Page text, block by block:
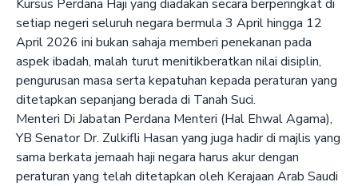
Kursus Perdana Haji yang diadakan secara berperingkat di
setiap negeri seluruh negara bermula 3 April hingga 12
April 2026 ini bukan sahaja memberi penekanan pada
aspek ibadah, malah turut menitikberatkan nilai disiplin,
pengurusan masa serta kepatuhan kepada peraturan yang
ditetapkan sepanjang berada di Tanah Suci.
Menteri Di Jabatan Perdana Menteri (Hal Ehwal Agama),
YB Senator Dr. Zulkifli Hasan yang juga hadir di majlis yang
sama berkata jemaah haji negara harus akur dengan
peraturan yang telah ditetapkan oleh Kerajaan Arab Saudi